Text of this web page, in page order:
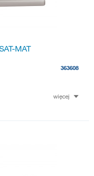
MAT
363608
więcej